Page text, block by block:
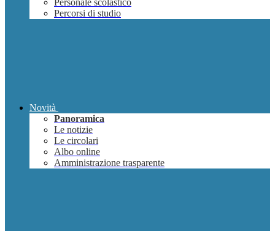
Personale scolastico
Percorsi di studio
Novità
Panoramica
Le notizie
Le circolari
Albo online
Amministrazione trasparente